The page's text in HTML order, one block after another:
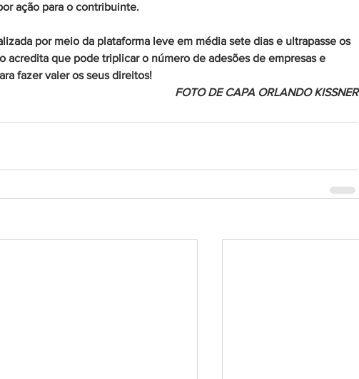
ação para o contribuinte.
por meio da plataforma leve em média sete dias e ultrapasse os
acredita que pode triplicar o número de adesões de empresas e
fazer valer os seus direitos!
FOTO DE CAPA ORLANDO KISSNER